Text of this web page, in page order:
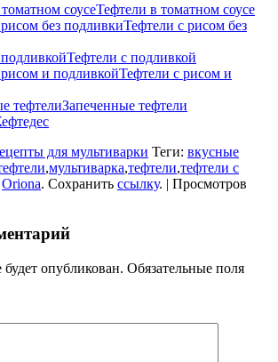
Тефтели в томатном соусе
Тефтели с рисом без
Тефтели с подливкой
Тефтели с рисом и
Запеченные тефтели
для мультиварки Теги: вкусные
,мультиварка,тефтели,тефтели с
Oriona. Сохранить ссылку. | Просмотров
опубликован. Обязательные поля